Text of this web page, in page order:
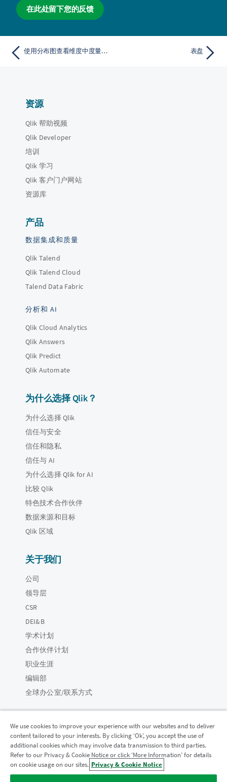
在此处留下您的反馈
使用分布图查看维度中度量值的分布。 表盘
资源
Qlik 帮助视频
Qlik Developer
培训
Qlik 学习
Qlik 客户门户网站
资源库
产品
数据集成和质量
Qlik Talend
Qlik Talend Cloud
Talend Data Fabric
分析和 AI
Qlik Cloud Analytics
Qlik Answers
Qlik Predict
Qlik Automate
为什么选择 Qlik？
为什么选择 Qlik
信任与安全
信任和隐私
信任与 AI
为什么选择 Qlik for AI
比较 Qlik
特色技术合作伙伴
数据来源和目标
Qlik 区域
关于我们
公司
领导层
CSR
DEI&B
学术计划
合作伙伴计划
职业生涯
编辑部
全球办公室/联系方式
Qlik 社区
法律协议 产品条款 Legal Policies
法律条规
We use cookies to improve your experience with our websites and to deliver
content tailored to your interests. By clicking ‘Ok’, you accept the use of
additional cookies which may involve data transmission to third parties.
Refer to our Privacy & Cookie Notice or click ‘More Information’ for details
on cookie usage on our sites. Privacy & Cookie Notice